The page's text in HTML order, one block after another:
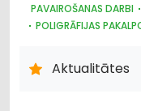
PAVAIROŠANAS DARBI
POLIGRĀFIJAS
PAVAIROŠANAS
Aktualitātes